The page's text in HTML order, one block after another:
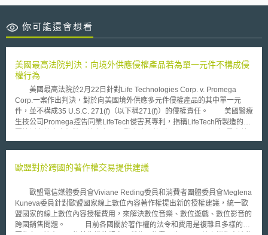
你可能還會想看
美國最高法院判決：向境外供應侵權產品若為單一元件不構成侵
權行為
美國最高法院於2月22日針對Life Technologies Corp. v. Promega
Corp.一案作出判決，對於向美國境外供應多元件侵權產品的其中單一元
件，並不構成35 U.S.C. 271(f)（以下稱271(f)）的侵權責任。 美國醫療
生技公司Promega控告同業LifeTech侵害其專利，指稱LifeTech所製造的基
國製造，運送到英國組裝後，再販售至世界各地。Promega認為LifeTech將
該案爭點之一在271(f)(1)之詮釋及適用爭議：「一當事人未經授權自美
件，若元件尚未組合，而在美國境外將主要部分加以組合，如同其在美國境
內將該元件組合，應視為侵權者而負其責任。」 地院認為271(f)(1)中
的"all or a substantial portion"不符合本案只提供單一元件之情形，判定侵
權不成立。不過CAFC認為地院有不當解釋271(f)(1)，故認定LifeTech所販
售的聚合酶元件符合271(f)(1)規定的"substantial portion"應解釋為"重要的
歐盟對於跨國的著作權交易提供建議
歐盟電信媒體委員會Viviane Reding委員和消費者團體委員會Meglena
Kuneva委員針對歐盟國家線上數位內容著作權提出新的授權建議，統一歐
盟國家的線上數位內容授權費用，來解決數位音樂、數位遊戲、數位影音的
跨國銷售問題。 目前各國關於著作權的法令和費用是複雜且多樣的，